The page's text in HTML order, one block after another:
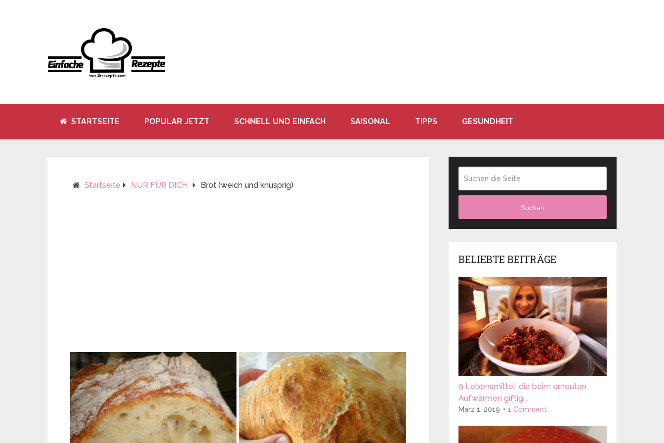
STARTSEITE POPULAR JETZT SCHNELL UND EINFACH SAISONAL TIPPS GESUNDHEIT
Startseite NUR FÜR DICH Brot (weich und knusprig)
Suchen
BELIEBTE BEITRÄGE
9 Lebensmittel, die beim erneuten
Aufwärmen giftig …
März 1, 2019 1 Comment